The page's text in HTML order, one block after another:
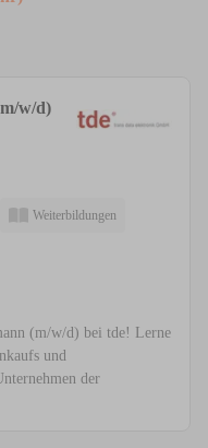
w/d)
Weiterbildungen
(m/w/d) bei tde! Lerne
und
der